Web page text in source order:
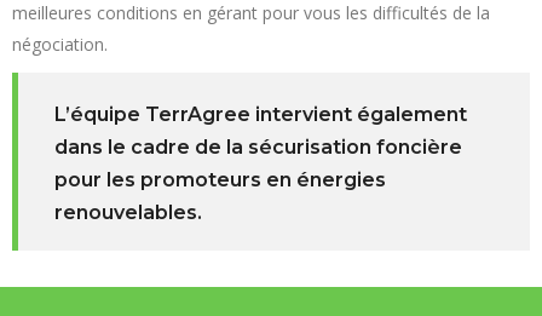
meilleures conditions en gérant pour vous les difficultés de la
négociation.
L’équipe TerrAgree intervient également
dans le cadre de la sécurisation foncière
pour les promoteurs en énergies
renouvelables.